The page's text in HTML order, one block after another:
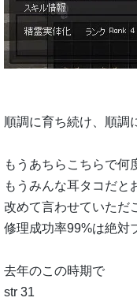
順調に育ち続け、順調
もうあちらこちらで何
もうみんな耳タコだと
改めて言わせていただ
修理成功率99%は絶対
去年のこの時期で
str 31